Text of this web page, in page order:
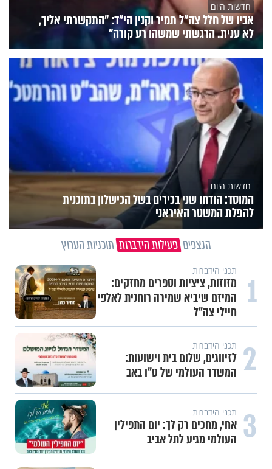
חדשות היום
אביו של חלל צה"ל תמיר וקנין הי"ד: "התקשרתי אליך,
לא ענית. הרגשתי שמשהו רע קורה"
חדשות היום
המוסד: הודחו שני בכירים בשל הכישלון בתוכנית
להפלת המשטר האיראני
הנצפים פעילות הידברות תוכניות הערוץ
1 תכני הידברות
מזוזות, ציציות וספרים מחזקים:
המיזם שיביא שמירה רוחנית לאלפי
חיילי צה"ל
2 תכני הידברות
לזיווגים, שלום בית וישועות:
המשדר העולמי של ט"ו באב
3 תכני הידברות
אחי, מחכים רק לך: יום התפילין
העולמי מגיע לתל אביב